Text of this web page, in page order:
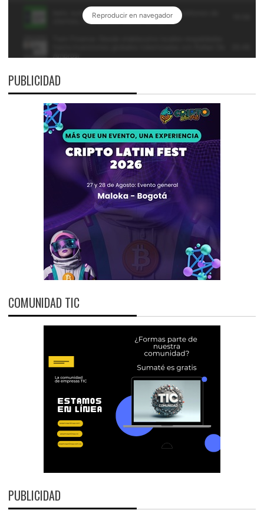
PUBLICIDAD
COMUNIDAD TIC
PUBLICIDAD